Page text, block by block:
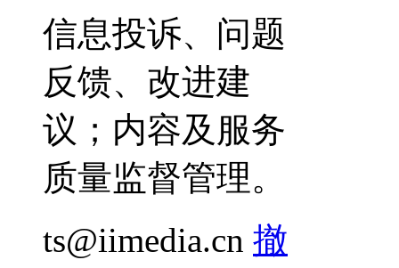
信息投诉、问题
反馈、改进建
议；内容及服务
质量监督管理。
ts@iimedia.cn 撤